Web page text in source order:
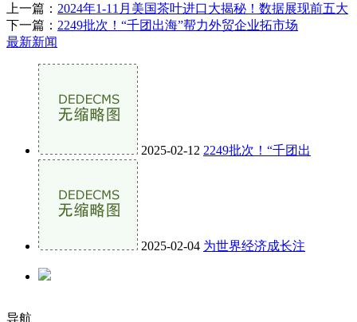
上一篇： 2024年1-11月美国茶叶进口大揭秘！数据展现前五大
下一篇： 2249批次！“千团出海”帮力外贸企业拓市场
最新新闻
2025-02-12 2249批次！“千团出
2025-02-04 为世界经济成长注
导航